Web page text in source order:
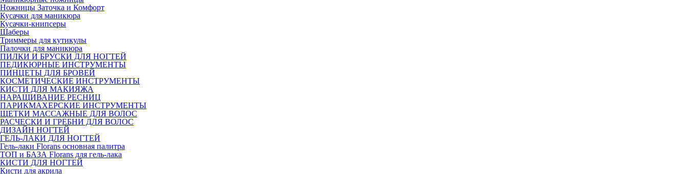
Ножницы Заточка и Комфорт
Кусачки для маникюра
Кусачки-книпсеры
Шаберы
Триммеры для кутикулы
Палочки для маникюра
ПИЛКИ И БРУСКИ ДЛЯ НОГТЕЙ
ПЕДИКЮРНЫЕ ИНСТРУМЕНТЫ
ПИНЦЕТЫ ДЛЯ БРОВЕЙ
КОСМЕТИЧЕСКИЕ ИНСТРУМЕНТЫ
КИСТИ ДЛЯ МАКИЯЖА
НАРАЩИВАНИЕ РЕСНИЦ
ПАРИКМАХЕРСКИЕ ИНСТРУМЕНТЫ
ЩЕТКИ МАССАЖНЫЕ ДЛЯ ВОЛОС
РАСЧЕСКИ И ГРЕБНИ ДЛЯ ВОЛОС
ДИЗАЙН НОГТЕЙ
ГЕЛЬ-ЛАКИ ДЛЯ НОГТЕЙ
Гель-лаки Florans основная палитра
ТОП и БАЗА Florans для гель-лака
КИСТИ ДЛЯ НОГТЕЙ
Кисти для акрила